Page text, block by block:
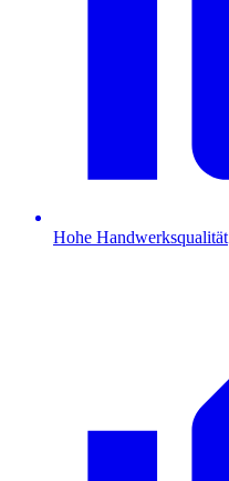
Hohe Handwerksqualität